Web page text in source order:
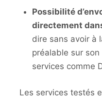
Possibilité
directement
dire sans avoir à
préalable sur
services comme
Les services testés